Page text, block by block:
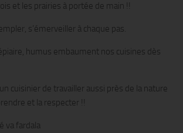
et les prairies à portée de main !!
s’émerveiller à chaque pas.
humus embaument nos cuisines dès
cuisinier de travailler aussi près de la nature
et la respecter !!
va fardala